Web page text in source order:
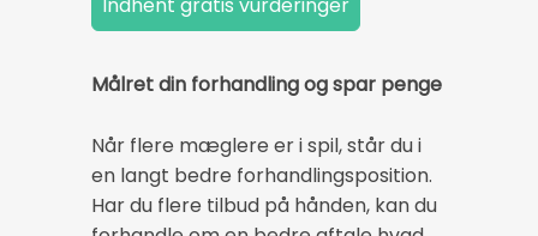
Målret din forhandling og spar penge
Når flere mæglere er i spil, står du i
en langt bedre forhandlingsposition.
Har du flere tilbud på hånden, kan du